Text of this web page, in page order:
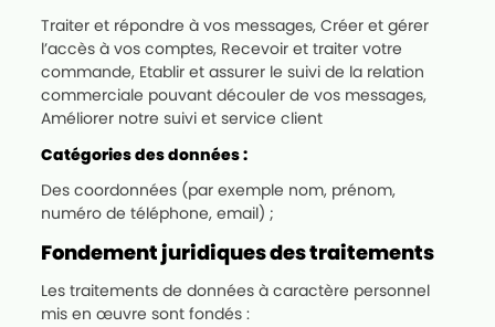
Traiter et répondre à vos messages, Créer et gérer
l’accès à vos comptes, Recevoir et traiter votre
commande, Etablir et assurer le suivi de la relation
commerciale pouvant découler de vos messages,
Améliorer notre suivi et service client
Catégories des données :
Des coordonnées (par exemple nom, prénom,
numéro de téléphone, email) ;
Fondement juridiques des traitements
Les traitements de données à caractère personnel
mis en œuvre sont fondés :